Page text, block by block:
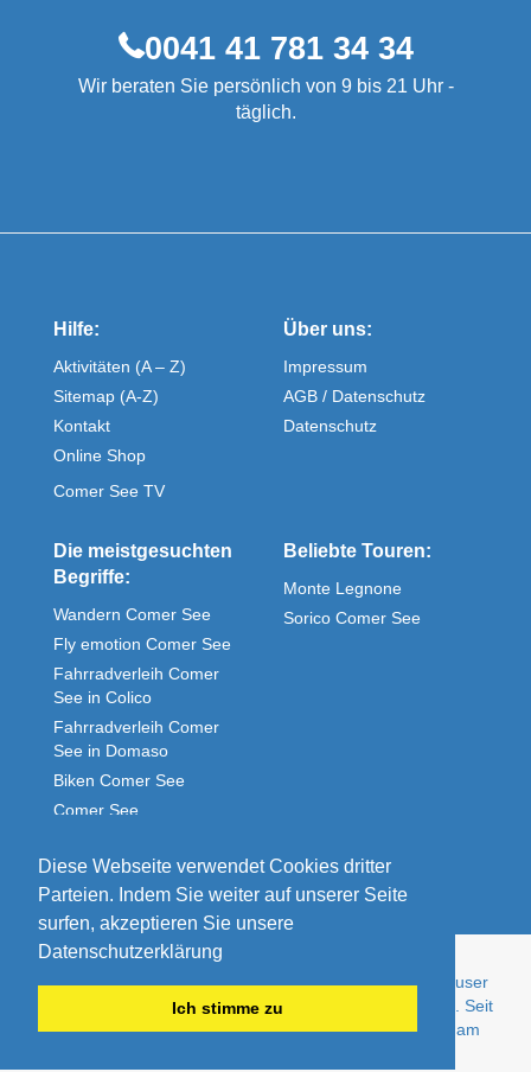
Diese Webseite verwendet Cookies dritter
Parteien. Indem Sie weiter auf unserer Seite
surfen, akzeptieren Sie unsere
Datenschutzerklärung
Ich stimme zu
0041 41 781 34 34
Wir beraten Sie persönlich von 9 bis 21 Uhr -
täglich.
Hilfe:
Aktivitäten (A – Z)
Sitemap (A-Z)
Kontakt
Online Shop
Comer See TV
Über uns:
Impressum
AGB / Datenschutz
Datenschutz
Die meistgesuchten
Begriffe:
Wandern Comer See
Fly emotion Comer See
Fahrradverleih Comer
See in Colico
Fahrradverleih Comer
See in Domaso
Biken Comer See
Comer See
See
Beliebte Touren:
Monte Legnone
Sorico Comer See
© Comolake Homes - Ihr Zuhause im Urlaub. Ferienhäuser
und Ferienwohnungen von Privat - günstig und gepflegt. Seit
über 15 Jahren der Experte für Urlaub im Ferienhaus am